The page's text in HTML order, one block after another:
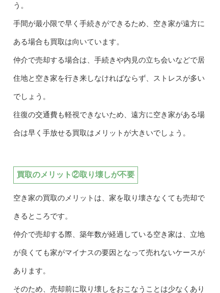
う。
手間が最小限で早く手続きができるため、空き家が遠方に
ある場合も買取は向いています。
仲介で売却する場合は、手続きや内見の立ち会いなどで居
住地と空き家を行き来しなければならず、ストレスが多い
でしょう。
往復の交通費も軽視できないため、遠方に空き家がある場
合は早く手放せる買取はメリットが大きいでしょう。
買取のメリット②取り壊しが不要
空き家の買取のメリットは、家を取り壊さなくても売却で
きるところです。
仲介で売却する際、築年数が経過している空き家は、立地
が良くても家がマイナスの要因となって売れないケースが
あります。
そのため、売却前に取り壊しをおこなうことは少なくあり